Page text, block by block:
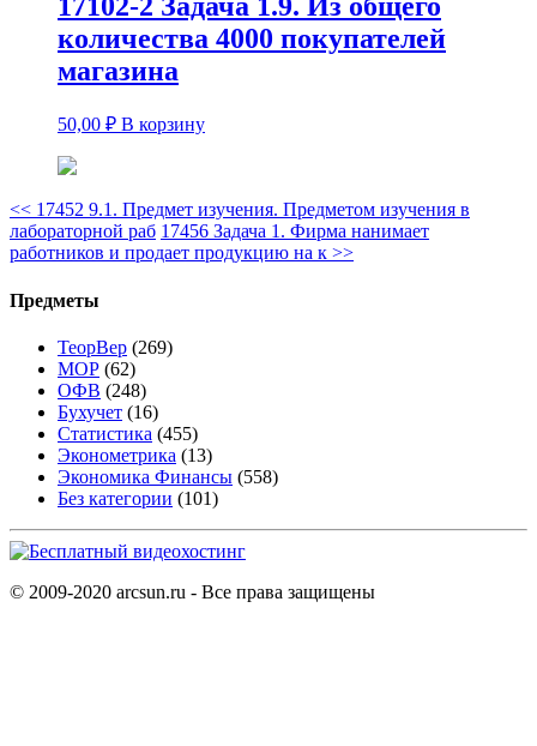
количества 4000 покупателей
магазина
50,00 ₽ В корзину
<< 17452 9.1. Предмет изучения. Предметом изучения в
лабораторной раб 17456 Задача 1. Фирма нанимает
работников и продает продукцию на к >>
Предметы
ТеорВер (269)
МОР (62)
ОФВ (248)
Бухучет (16)
Статистика (455)
Эконометрика (13)
Экономика Финансы (558)
Без категории (101)
© 2009-2020 arcsun.ru - Все права защищены